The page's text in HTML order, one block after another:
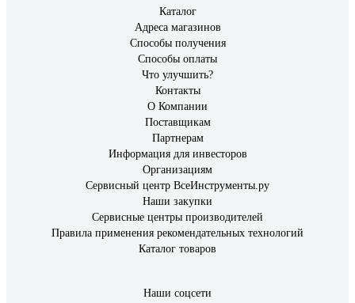
Каталог
Адреса магазинов
Способы получения
Способы оплаты
Что улучшить?
Контакты
О Компании
Поставщикам
Партнерам
Информация для инвесторов
Организациям
Сервисный центр ВсеИнструменты.ру
Наши закупки
Сервисные центры производителей
Правила применения рекомендательных технологий
Каталог товаров
Наши соцсети